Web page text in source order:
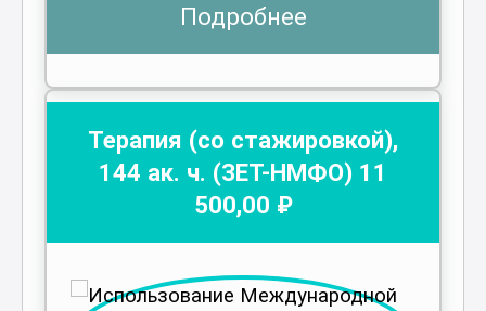
Подробнее
Терапия (со стажировкой),
144 ак. ч. (ЗЕТ-НМФО) 11
500,00 ₽